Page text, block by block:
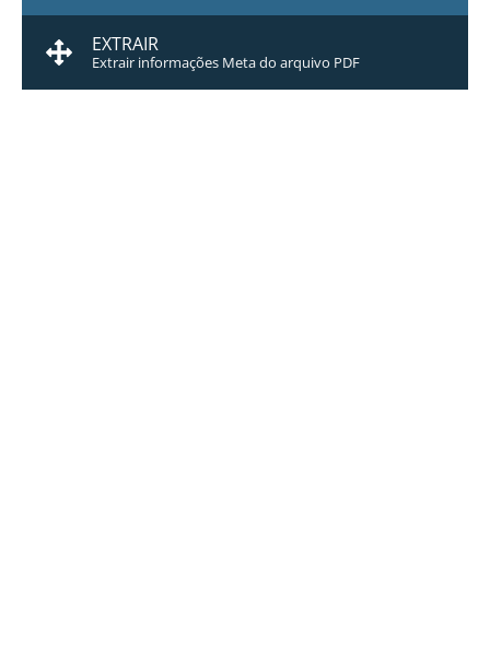
EXTRAIR
Extrair informações Meta do arquivo PDF